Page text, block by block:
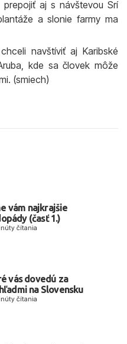
aj s návštevou Srí
a slonie farmy ma
navštíviť aj Karibské
kde sa človek môže
(smiech)
vám najkrajšie
(časť 1.)
čítania
vás dovedú za
na Slovensku
čítania